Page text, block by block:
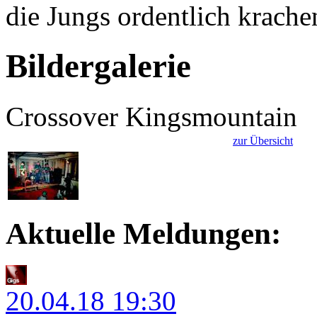
die Jungs ordentlich
Bildergalerie
Crossover Kingsmountain
zur Übersicht
Aktuelle Meldungen:
20.04.18 19:30